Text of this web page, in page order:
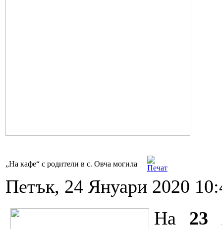
„На кафе“ с родители в с. Овча могила
Петък, 24 Януари 2020
На 23